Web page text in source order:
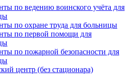
по ведению воинского учёта для
по охране труда для больницы
по первой помощи для
по пожарной безопасности для
центр (без стационара)